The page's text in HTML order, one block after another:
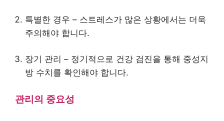
특별한 경우 – 스트레스가 많은 상황에서는 더욱
주의해야 합니다.
장기 관리 – 정기적으로 건강 검진을 통해 중성지
방 수치를 확인해야 합니다.
관리의 중요성